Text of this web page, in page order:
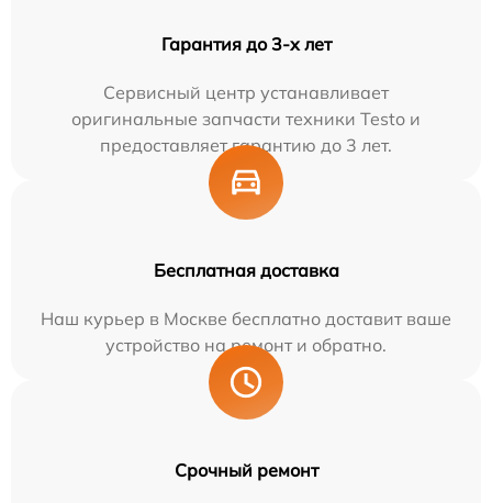
Гарантия до 3-х лет
Сервисный центр устанавливает
оригинальные запчасти техники Testo и
предоставляет гарантию до 3 лет.
Бесплатная доставка
Наш курьер в Москве бесплатно доставит ваше
устройство на ремонт и обратно.
Срочный ремонт